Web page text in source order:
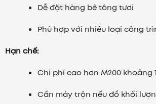
Dễ đặt hàng bê tông tươi
Phù hợp với nhiều loại công
Hạn chế:
Chi phí cao hơn M200 khoảng
Cần máy trộn nếu đổ khối